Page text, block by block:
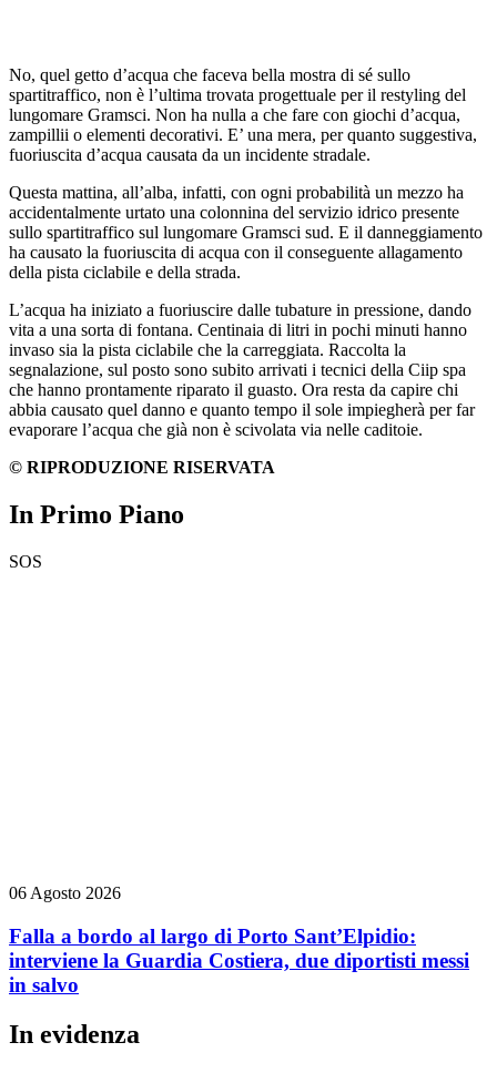
No, quel getto d’acqua che faceva bella mostra di sé sullo
spartitraffico, non è l’ultima trovata progettuale per il restyling del
lungomare Gramsci. Non ha nulla a che fare con giochi d’acqua,
zampillii o elementi decorativi. E’ una mera, per quanto suggestiva,
fuoriuscita d’acqua causata da un incidente stradale.
Questa mattina, all’alba, infatti, con ogni probabilità un mezzo ha
accidentalmente urtato una colonnina del servizio idrico presente
sullo spartitraffico sul lungomare Gramsci sud. E il danneggiamento
ha causato la fuoriuscita di acqua con il conseguente allagamento
della pista ciclabile e della strada.
L’acqua ha iniziato a fuoriuscire dalle tubature in pressione, dando
vita a una sorta di fontana. Centinaia di litri in pochi minuti hanno
invaso sia la pista ciclabile che la carreggiata. Raccolta la
segnalazione, sul posto sono subito arrivati i tecnici della Ciip spa
che hanno prontamente riparato il guasto. Ora resta da capire chi
abbia causato quel danno e quanto tempo il sole impiegherà per far
evaporare l’acqua che già non è scivolata via nelle caditoie.
© RIPRODUZIONE RISERVATA
In Primo Piano
SOS
06 Agosto 2026
Falla a bordo al largo di Porto Sant’Elpidio:
interviene la Guardia Costiera, due diportisti messi
in salvo
In evidenza